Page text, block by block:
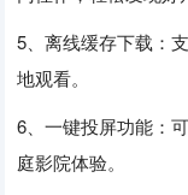
5、离线缓存下载：
地观看。
6、一键投屏功能：
庭影院体验。